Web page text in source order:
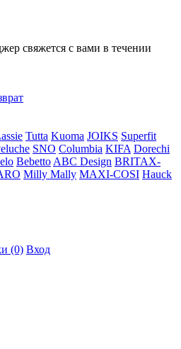
свяжется с вами в течении
Tutta Kuoma JOIKS Superfit
SNO Columbia KIFA Dorechi
Bebetto ABC Design BRITAX-
Milly Mally MAXI-COSI Hauck
(0) Вход